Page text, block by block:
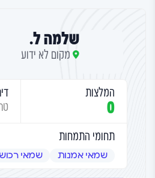
שלמה ל.
מקום לא ידוע
המלצות
0
תחומי התמחות
שמאי אמנות שמאי רכוש